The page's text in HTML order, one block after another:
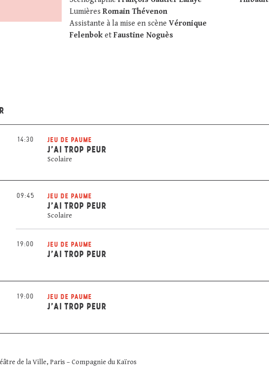
LumièresRomain Thévenon
Assistante à la mise en scèneVéronique
Felenboket Faustine Noguès
14:30 JEU DE PAUME
J’AI TROP PEUR
Scolaire
09:45 JEU DE PAUME
J’AI TROP PEUR
Scolaire
19:00 JEU DE PAUME
J’AI TROP PEUR
19:00 JEU DE PAUME
J’AI TROP PEUR
de la Ville, Paris – Compagnie du Kaïros